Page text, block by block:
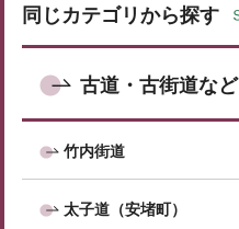
同じカテゴリから探す
古道・古街道など
竹内街道
太子道（安堵町）